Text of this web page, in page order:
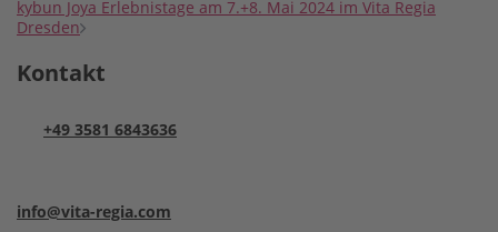
kybun Joya Erlebnistage am 7.+8. Mai 2024 im Vita Regia
Dresden
Kontakt
+49 3581 6843636
info@vita-regia.com